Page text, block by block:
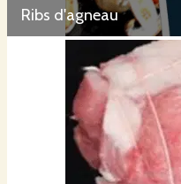
Ribs d'agneau